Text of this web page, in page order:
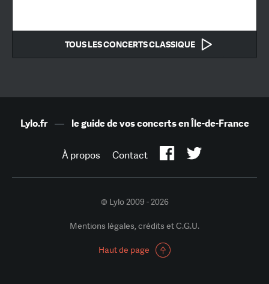
TOUS LES CONCERTS CLASSIQUE
Lylo.fr— le guide de vos concerts en Île-de-France
À propos Contact
© Lylo 2009 - 2026
Mentions légales, crédits et C.G.U.
Haut de page